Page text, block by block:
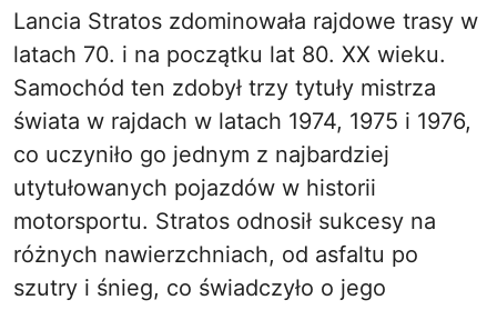
Lancia Stratos zdominowała rajdowe trasy w
latach 70. i na początku lat 80. XX wieku.
Samochód ten zdobył trzy tytuły mistrza
świata w rajdach w latach 1974, 1975 i 1976,
co uczyniło go jednym z najbardziej
utytułowanych pojazdów w historii
motorsportu. Stratos odnosił sukcesy na
różnych nawierzchniach, od asfaltu po
szutry i śnieg, co świadczyło o jego